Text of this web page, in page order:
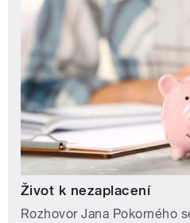
Život k nezaplacení
Rozhovor Jana Pokorného